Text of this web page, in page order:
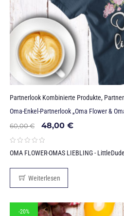
Partnerlook Kombinierte Produkte,
Oma-Enkel-Partnerlook „Oma Flower &
60,00€ 48,00 €
OMA FLOWER-OMAS LIEBLING -
Weiterlesen
-20%